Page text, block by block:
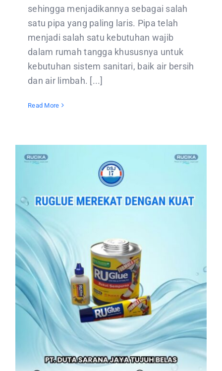
sehingga menjadikannya sebagai salah
satu pipa yang paling laris. Pipa telah
menjadi salah satu kebutuhan wajib
dalam rumah tangga khususnya untuk
kebutuhan sistem sanitari, baik air bersih
dan air limbah. [...]
Read More